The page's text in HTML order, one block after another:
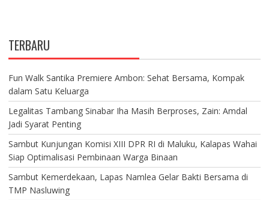
TERBARU
Fun Walk Santika Premiere Ambon: Sehat Bersama, Kompak
dalam Satu Keluarga
Legalitas Tambang Sinabar Iha Masih Berproses, Zain: Amdal
Jadi Syarat Penting
Sambut Kunjungan Komisi XIII DPR RI di Maluku, Kalapas Wahai
Siap Optimalisasi Pembinaan Warga Binaan
Sambut Kemerdekaan, Lapas Namlea Gelar Bakti Bersama di
TMP Nasluwing